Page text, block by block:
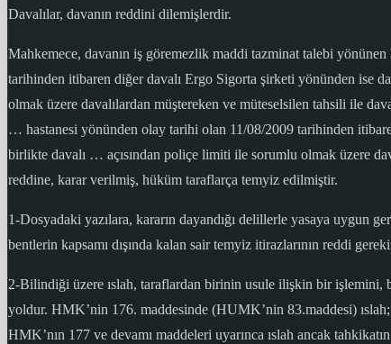
Davalılar, davanın reddini dilemişlerdir.
Mahkemece, davanın iş göremezlik maddi tazminat talebi
tarihinden itibaren diğer davalı Ergo Sigorta şirketi yönünden ise
olmak üzere davalılardan müştereken ve müteselsilen tahsili ile
… hastanesi yönünden olay tarihi olan 11/08/2009 tarihinden
birlikte davalı … açısından poliçe limiti ile sorumlu olmak üzere
reddine, karar verilmiş, hüküm taraflarça temyiz edilmiştir.
1-Dosyadaki yazılara, kararın dayandığı delillerle yasaya uygun
bentlerin kapsamı dışında kalan sair temyiz itirazlarının reddi
2-Bilindiği üzere ıslah, taraflardan birinin usule ilişkin bir işlemini,
yoldur. HMK’nin 176. maddesinde (HUMK’nin 83.maddesi) ıslah;
HMK’nın 177 ve devamı maddeleri uyarınca ıslah ancak